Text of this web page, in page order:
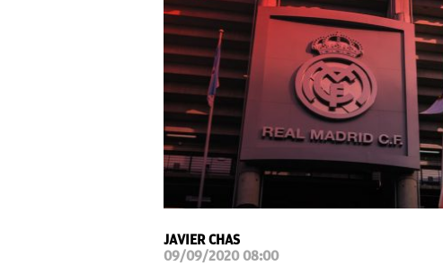
JAVIER CHAS
09/09/2020 08:00